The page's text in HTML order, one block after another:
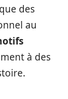
des
au
à des